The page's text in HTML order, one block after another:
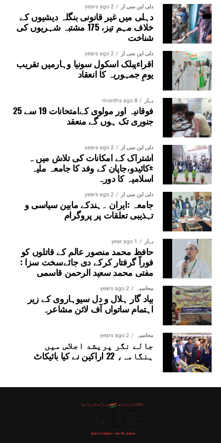
سیکٹر-97، سیکٹر-105، سیکٹر-108، سیکٹر-93، اور پنچشیل
بوائز انٹر کالج شامل ہوں گے۔
دلی این سی آر 2 years ago
دہلی میں غیر قانونی بنگلہ دیشیوں کے
خلاف مہم تیز، 175 مشتبہ شہریوں کی
شناخت
دلی این سی آر 2 years ago
اقراءپبلک اسکول سونیا وہارمیں تقریب
یومِ جمہوریہ کا انعقاد
بہار 8 months ago
فوقانیہ اور مولوی کےامتحانات 19 سے 25
جنوری تک ہوں گے منعقد
دلی این سی آر 2 years ago
اشتراک کے امکانات کی تلاش میں ہ
±کائیدو،جاپان کے وفد کا جامعہ ملیہ
اسلامیہ کا دورہ
دلی این سی آر 2 years ago
جامعہ :ایران ۔ہندکے مابین سیاسی و
تہذیبی تعلقات پر پروگرام
بہار 1 year ago
حافظ محمد منصور عالم کے قاتلوں کو
فوراً گرفتار کرکے دی جائےسخت سزا :
مفتی محمد سعید الرحمن قاسمی
محاسبہ 2 years ago
بیاد گار ہلال و دل سیوہاروی کے زیر
اہتمام ساتواں آف لائن مشاعرہ
محاسبہ 2 years ago
جالے نگر پریشد اجلاس میں
ہنگامہ، 22 اراکین نے کیا بائیکاٹ